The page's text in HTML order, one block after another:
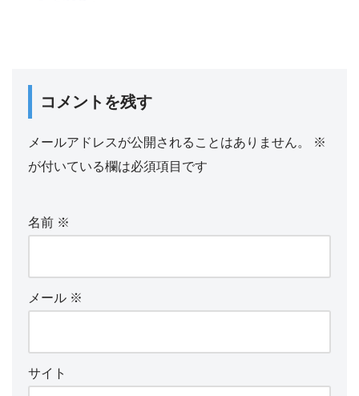
コメントを残す
メールアドレスが公開されることはありません。
※
が付いている欄は必須項目です
名前 ※
メール ※
サイト